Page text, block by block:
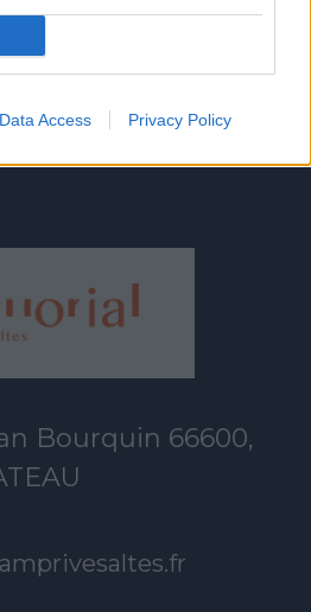
Data Access Privacy Policy
Bourquin 66600,